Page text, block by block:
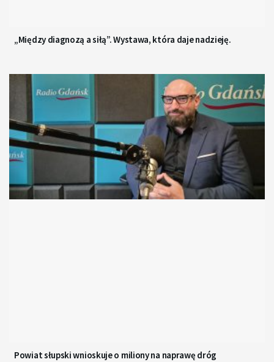
„Między diagnozą a siłą”. Wystawa, która daje nadzieję.
Powiat słupski wnioskuje o miliony na naprawę dróg